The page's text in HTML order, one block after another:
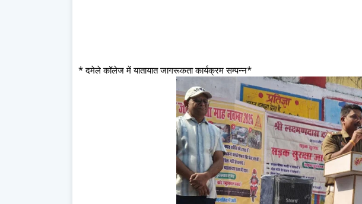
* दमेले कॉलेज में यातायात जागरूकता कार्यक्रम सम्पन्न*